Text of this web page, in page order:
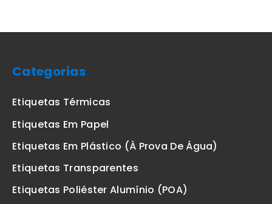
Categorias
Etiquetas Térmicas
Etiquetas Em Papel
Etiquetas Em Plástico (à Prova De Água)
Etiquetas Transparentes
Etiquetas Poliéster Alumínio (POA)